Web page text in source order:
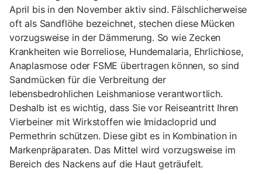
April bis in den November aktiv sind. Fälschlicherweise
oft als Sandflöhe bezeichnet, stechen diese Mücken
vorzugsweise in der Dämmerung. So wie Zecken
Krankheiten wie Borreliose, Hundemalaria, Ehrlichiose,
Anaplasmose oder FSME übertragen können, so sind
Sandmücken für die Verbreitung der
lebensbedrohlichen Leishmaniose verantwortlich.
Deshalb ist es wichtig, dass Sie vor Reiseantritt Ihren
Vierbeiner mit Wirkstoffen wie Imidacloprid und
Permethrin schützen. Diese gibt es in Kombination in
Markenpräparaten. Das Mittel wird vorzugsweise im
Bereich des Nackens auf die Haut geträufelt.